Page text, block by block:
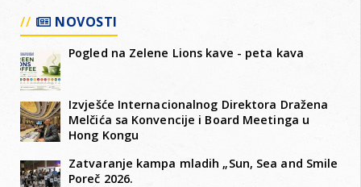
NOVOSTI
Pogled na Zelene Lions kave - peta kava
Izvješće Internacionalnog Direktora Dražena
Melčića sa Konvencije i Board Meetinga u
Hong Kongu
Zatvaranje kampa mladih „Sun, Sea and Smile
Poreč 2026.